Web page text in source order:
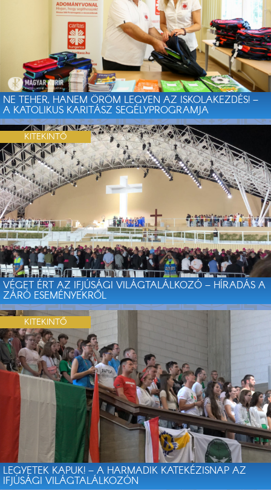
NE TEHER, HANEM ÖRÖM LEGYEN AZ ISKOLAKEZDÉS! –
A KATOLIKUS KARITÁSZ SEGÉLYPROGRAMJA
VÉGET ÉRT AZ IFJÚSÁGI VILÁGTALÁLKOZÓ – HÍRADÁS A
ZÁRÓ ESEMÉNYEKRŐL
KITEKINTŐ
LEGYETEK KAPUK! – A HARMADIK KATEKÉZISNAP AZ
IFJÚSÁGI VILÁGTALÁLKOZÓN
KITEKINTŐ